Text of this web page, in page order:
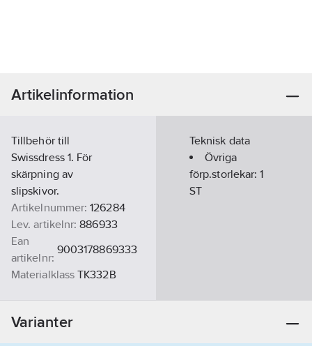
Artikelinformation
Tillbehör till
Swissdress 1. För
skärpning av
slipskivor.
Artikelnummer: 126284
Lev. artikelnr: 886933
Ean
artikelnr:
9003178869333
Materialklass TK332B
Teknisk data
Övriga
förp.storlekar:1
ST
Varianter